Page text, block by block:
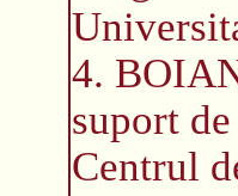
4.
suport
Centrul